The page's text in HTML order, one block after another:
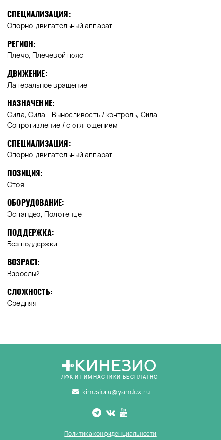
СПЕЦИАЛИЗАЦИЯ:
Опорно-двигательный аппарат
РЕГИОН:
Плечо, Плечевой пояс
ДВИЖЕНИЕ:
Латеральное вращение
НАЗНАЧЕНИЕ:
Сила, Сила - Выносливость / контроль, Сила -
Сопротивление / с отягощением
СПЕЦИАЛИЗАЦИЯ:
Опорно-двигательный аппарат
ПОЗИЦИЯ:
Стоя
ОБОРУДОВАНИЕ:
Эспандер, Полотенце
ПОДДЕРЖКА:
Без поддержки
ВОЗРАСТ:
Взрослый
СЛОЖНОСТЬ:
Средняя
КИНЕЗИО
ЛФК И ГИМНАСТИКИ БЕСПЛАТНО
kinesioru@yandex.ru
Политика конфиденциальности